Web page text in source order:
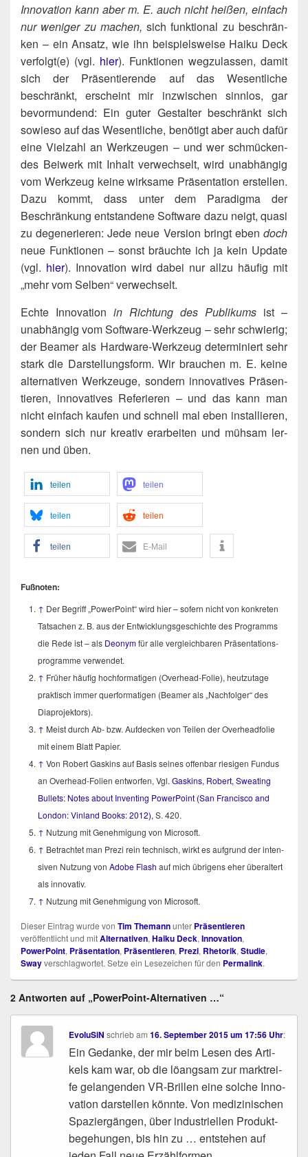
Inno­va­ti­on kann aber m. E. auch nicht hei­ßen, ein­fach
nur weni­ger zu machen, sich funk­tio­nal zu beschrän­
ken – ein Ansatz, wie ihn bei­spiels­wei­se Hai­ku Deck
verfolgt(e) (vgl. hier). Funk­tio­nen weg­zu­las­sen, damit
sich der Prä­sen­tie­ren­de auf das Wesent­li­che
beschränkt, erscheint mir inzwi­schen sinn­los, gar
bevor­mun­dend: Ein guter Gestal­ter beschränkt sich
sowie­so auf das Wesent­li­che, benö­tigt aber auch dafür
eine Viel­zahl an Werk­zeu­gen – und wer schmü­cken­
des Bei­werk mit Inhalt ver­wech­selt, wird unab­hän­gig
vom Werk­zeug kei­ne wirk­sa­me Prä­sen­ta­ti­on erstel­len.
Dazu kommt, dass unter dem Para­dig­ma der
Beschrän­kung ent­stan­de­ne Soft­ware dazu neigt, qua­si
zu dege­ne­rie­ren: Jede neue Ver­si­on bringt eben doch
neue Funk­tio­nen – sonst bräuch­te ich ja kein Update
(vgl. hier). Inno­va­ti­on wird dabei nur all­zu häu­fig mit
„mehr vom Sel­ben“ verwechselt.
Ech­te Inno­va­ti­on in Rich­tung des Publi­kums ist –
unab­hän­gig vom Soft­ware-Werk­zeug – sehr schwie­rig;
der Bea­mer als Hard­ware-Werk­zeug deter­mi­niert sehr
stark die Dar­stel­lungs­form. Wir brau­chen m. E. kei­ne
alter­na­ti­ven Werk­zeu­ge, son­dern inno­va­ti­ves Prä­sen­
tie­ren, inno­va­ti­ves Refe­rie­ren – und das kann man
nicht ein­fach kau­fen und schnell mal eben instal­lie­ren,
son­dern sich nur krea­tiv erar­bei­ten und müh­sam ler­
nen und üben.
tei­len tei­len
tei­len tei­len
tei­len E‑Mail
Fuß­no­ten:
↑ Der Begriff „Power­Point“ wird hier – sofern nicht von kon­kre­ten
Tat­sa­chen z. B. aus der Ent­wick­lungs­ge­schich­te des Pro­gramms
die Rede ist – als Deonymfür alle ver­gleich­ba­ren Prä­sen­ta­ti­ons­
pro­gram­me verwendet.
↑ Frü­her häu­fig hoch­for­ma­ti­gen (Over­head-Folie), heut­zu­ta­ge
prak­tisch immer quer­for­ma­ti­gen (Bea­mer als „Nach­fol­ger“ des
Diaprojektors).
↑ Meist durch Ab- bzw. Auf­de­cken von Tei­len der Over­head­fo­lie
mit einem Blatt Papier.
↑ Von Robert Gas­kins auf Basis sei­nes offen­bar rie­si­gen Fun­dus
an Over­head-Foli­en ent­wor­fen, Vgl. Gas­kins, Robert, Swea­ting
Bul­lets: Notes about Inven­ting Power­Point (San Fran­cis­co and
Lon­don: Vin­land Books: 2012), S. 420.
↑ Nut­zung mit Geneh­mi­gung von Microsoft.
↑ Betrach­tet man Pre­zi rein tech­nisch, wirkt es auf­grund der inten­
si­ven Nut­zung von Ado­be Flash auf mich übri­gens eher über­al­tert
als innovativ.
↑ Nut­zung mit Geneh­mi­gung von Microsoft.
Dieser Eintrag wurde von Tim Themannunter Präsentieren
veröffentlicht und mitAlternativen, Haiku Deck, Innovation,
PowerPoint, Präsentation, Präsentieren, Prezi, Rhetorik, Studie,
Swayverschlagwortet. Setze ein Lesezeichen für den Permalink.
2 Antworten auf „PowerPoint-Alternativen …“
EvoluSiN schriebam16. September 2015 um 17:56 Uhr:
Ein Gedan­ke, der mir beim Lesen des Arti­
kels kam war, ob die löang­sam zur markt­rei­
fe gelan­gen­den VR-Bril­len eine sol­che Inno­
va­ti­on dar­stel­len könn­te. Von medi­zi­ni­schen
Spa­zier­gän­gen, über indus­tri­el­len Pro­dukt­
be­ge­hun­gen, bis hin zu … ent­ste­hen auf